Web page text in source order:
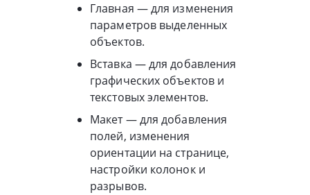
Главная — для изменения
параметров выделенных
объектов.
Вставка — для добавления
графических объектов и
текстовых элементов.
Макет — для добавления
полей, изменения
ориентации на странице,
настройки колонок и
разрывов.